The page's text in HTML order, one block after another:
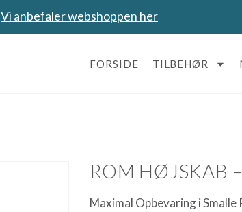
Vi anbefaler webshoppen her
FORSIDE TILBEHØR
ROM HØJSKAB
Maximal Opbevaring i